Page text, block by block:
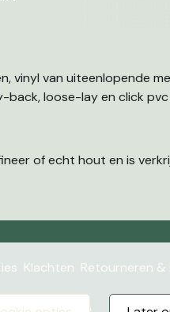
vinyl van uiteenlopende
back, loose-lay en click pvc
of echt hout en is
Klachten Retourneren &